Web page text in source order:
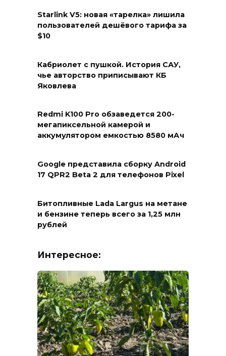
Starlink V5: новая «тарелка» лишила
пользователей дешёвого тарифа за
$10
Кабриолет с пушкой. История САУ,
чье авторство приписывают КБ
Яковлева
Redmi K100 Pro обзаведется 200-
мегапиксельной камерой и
аккумулятором емкостью 8580 мАч
Google представила сборку Android
17 QPR2 Beta 2 для телефонов Pixel
Битопливные Lada Largus на метане
и бензине теперь всего за 1,25 млн
рублей
Интересное: